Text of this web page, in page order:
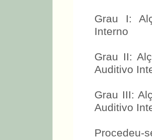
Grau I:
Interno
Grau II:
Auditivo
Grau III:
Auditivo